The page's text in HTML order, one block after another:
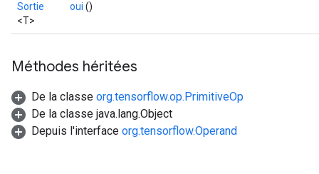
Sortie
<T>
oui ()
Méthodes héritées
De la classe org.tensorflow.op.PrimitiveOp
De la classe java.lang.Object
Depuis l'interface org.tensorflow.Operand